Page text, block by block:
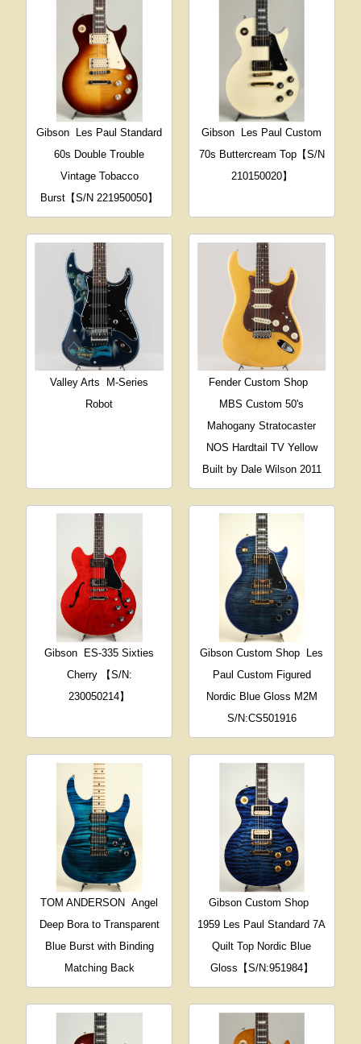
Gibson
Les Paul Standard
60s Double Trouble
Vintage Tobacco
Burst【S/N 221950050】
Gibson
Les Paul Custom
70s Buttercream Top【S/N
210150020】
Valley Arts
M-Series
Robot
Fender Custom Shop
MBS Custom 50's
Mahogany Stratocaster
NOS Hardtail TV Yellow
Built by Dale Wilson 2011
Gibson
ES-335 Sixties
Cherry 【S/N:
230050214】
Gibson Custom Shop
Les
Paul Custom Figured
Nordic Blue Gloss M2M
S/N:CS501916
TOM ANDERSON
Angel
Deep Bora to Transparent
Blue Burst with Binding
Matching Back
Gibson Custom Shop
1959 Les Paul Standard 7A
Quilt Top Nordic Blue
Gloss【S/N:951984】